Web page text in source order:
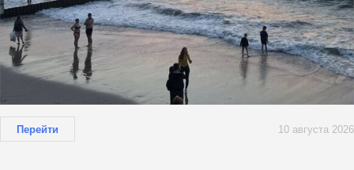
Перейти 10 августа 2026